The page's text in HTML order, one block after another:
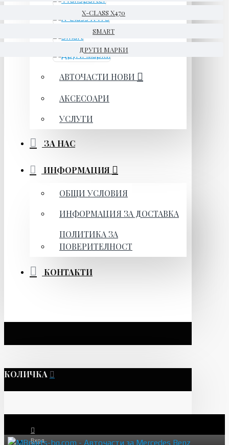
X-CLASS X470
SMART
ДРУГИ МАРКИ
АВТОЧАСТИ НОВИ
АКСЕСОАРИ
УСЛУГИ
ЗА НАС
ИНФОРМАЦИЯ
ОБЩИ УСЛОВИЯ
ИНФОРМАЦИЯ ЗА ДОСТАВКА
ПОЛИТИКА ЗА
ПОВЕРИТЕЛНОСТ
КОНТАКТИ
КОЛИЧКА
Вход